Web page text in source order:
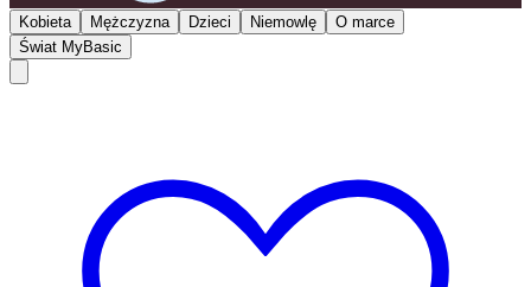
Kobieta Mężczyzna Dzieci Niemowlę
O marce
Świat MyBasic